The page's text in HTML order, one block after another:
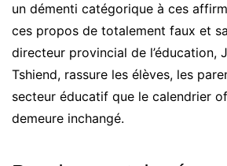
un démenti catégorique à ces
ces propos de totalement faux et
directeur provincial de l’éducation,
Tshiend, rassure les élèves, les
secteur éducatif que le calendrier
demeure inchangé.